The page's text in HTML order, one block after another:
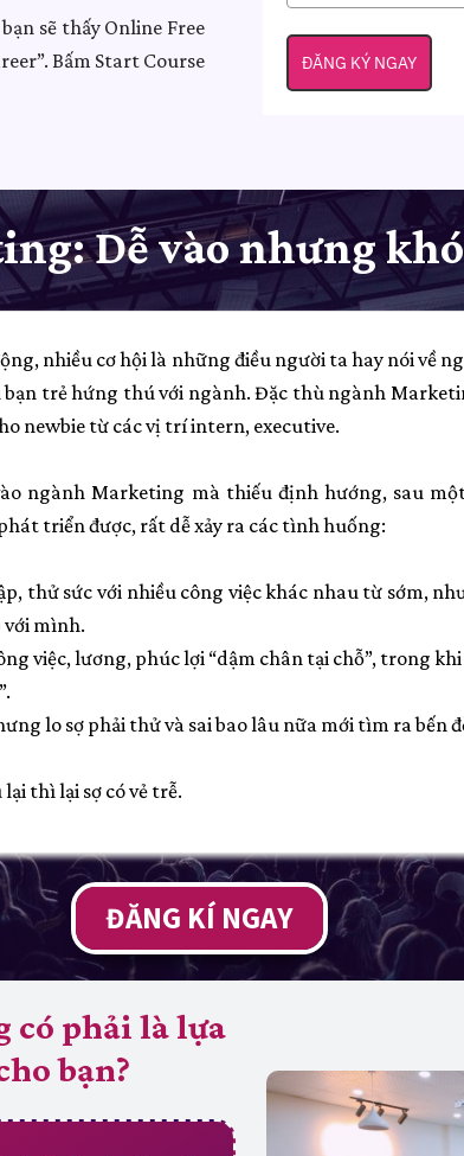
ĐĂNG KÝ NGAY
sẽ thấy Online Free
Bấm Start Course
Dễ vào nhưng
nhiều cơ hội là những điều người ta hay nói về
trẻ hứng thú với ngành. Đặc thù ngành
newbie từ các vị trí intern, executive.
ngành Marketing mà thiếu định hướng, sau
triển được, rất dễ xảy ra các tình huống:
thử sức với nhiều công việc khác nhau từ sớm,
với mình.
việc, lương, phúc lợi “dậm chân tại chỗ”, trong
lo sợ phải thử và sai bao lâu nữa mới tìm ra bến
thì lại sợ có vẻ trễ.
ĐĂNG KÍ NGAY
có phải là lựa
bạn?